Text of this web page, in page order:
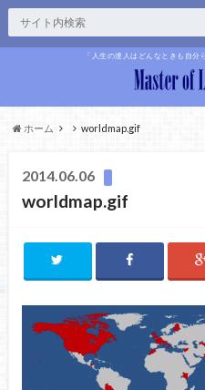
「人生の達人はどんなときも自分
ホーム worldmap.gif
2014.06.06
worldmap.gif